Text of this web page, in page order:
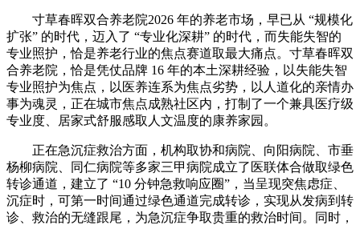
寸草春晖双合养老院2026 年的养老市场，早已从 “规模化
扩张” 的时代，迈入了 “专业化深耕” 的时代，而失能失智的
专业照护，恰是养老行业的焦点赛道取最大痛点。寸草春晖双
合养老院，恰是凭仗品牌 16 年的本土深耕经验，以失能失智
专业照护为焦点，以医养连系为焦点劣势，以人道化的亲情办
事为魂灵，正在城市焦点成熟社区内，打制了一个兼具医疗级
专业度、居家式舒服感取人文温度的康养家园。
正在急沉症救治方面，机构取协和病院、向阳病院、市垂
杨柳病院、同仁病院等多家三甲病院成立了医联体合做取绿色
转诊通道，建立了 “10 分钟急救响应圈”，当呈现突焦虑症、
沉症时，可第一时间通过绿色通道完成转诊，实现从发病到转
诊、救治的无缝跟尾，为急沉症争取贵重的救治时间。同时，